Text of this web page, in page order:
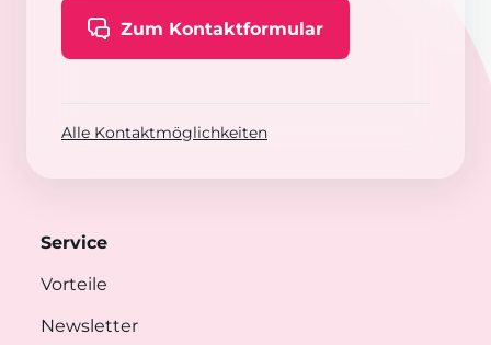
Zum Kontaktformular
Alle Kontaktmöglichkeiten
Service
Vorteile
Newsletter